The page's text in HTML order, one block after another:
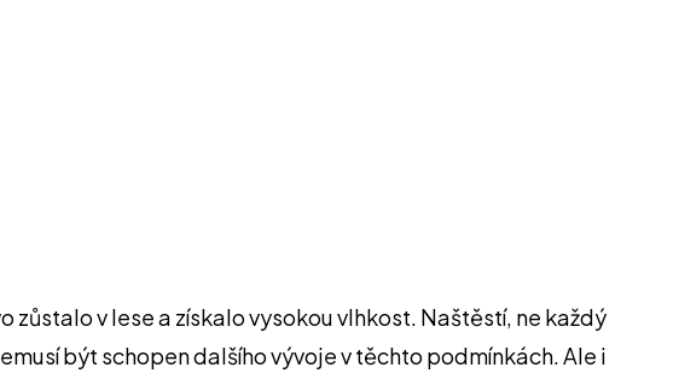
zůstalo v lese a získalo vysokou vlhkost. Naštěstí, ne každý
být schopen dalšího vývoje v těchto podmínkách. Ale i